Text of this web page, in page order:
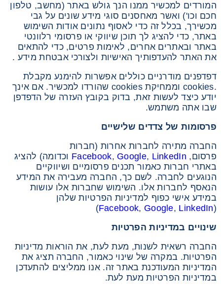
המורדים למכשיר ממנו הנך גולש באתר (מחשב, טלפון
חכם וכו') ואשר מאחסנים סוגי מידע שונים על גבי
מכשירך, בכלל זה כדי לאסוף נתונים אודות השימוש
באתר, כדי להציג לך תוכן שיווקי או פרסומי רלוונטי
באתר ובאתרים אחרים, לאימות פרטים, כדי להתאים
את האתר להעדפותיך האישיות ולצורכי אבטחת מידע .
דפדפנים מודרניים כוללים אפשרות להימנע מקבלת
.cookies וממחיקת cookies שהורדו למכשיר. אם אינך
יודע כיצד לעשות זאת, בדוק בקובץ העזרה של הדפדפן
שבו אתה משתמש.
פרסומות של צדדים שלישיים
החברה מתירה לחברות אחרות (חברות
פרסום,
Facebook, Google, LinkedIn
וכדומה) להציג
באתרי חברות כאמור תכנים פרסומיים ושיווקיים
הנוגעים לחברה. לשם כך, החברה מעבירה את המידע
הנאסף לחברות אלו. השימוש שחברות אלו עושות
במידע אישי כפוף למדיניות הפרטיות שלהן
(
Facebook, Google, LinkedIn
)
שינויים במדיניות הפרטיות
החברה רשאית לשנות, מעת לעת, את הוראות מדיניות
הפרטיות. במקרה של שינוי כאמור, החברה תציג את
המדיניות המעודכנת באתר זה. אנו ממליצים להתעדכן
במדיניות הפרטיות מעת לעת.